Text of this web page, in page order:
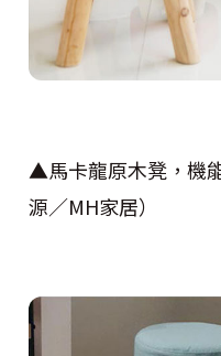
▲馬卡龍原木凳，機
源／MH家居）